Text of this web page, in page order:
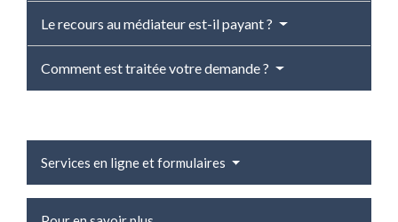
Le recours au médiateur est-il payant ?
Comment est traitée votre demande ?
Services en ligne et formulaires